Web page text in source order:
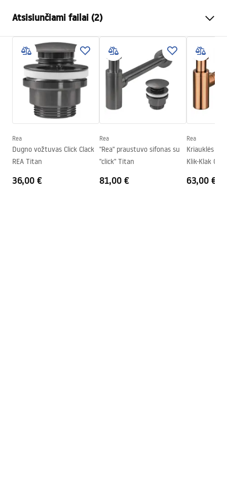
Medžiaga
akmuo)
Spalva
Smėlinė, Akmens imitacija
Apdaila
Matinis
Ilgis
475mm
Aukštis
Forma
Nestandartinis
Skylė baterijom
Ne
Perpildymo anga
Ne
Atsisiunčiami failai (2)
Surinkimo instrukcijos
Basin.pdf
Warranty_Terms_and_Conditions_Basins_-_5.pdf
Rea
Dugno vožtuvas Click Clack
REA Titan
36,00 €
Rea
"Rea" praustuvo sifonas su
"click" Titan
81,00 €
Rea
Kriauklės
Klik-Klak
63,00 €